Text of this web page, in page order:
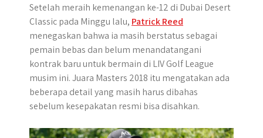
a
t
s
A
p
c
e
b
o
o
s
s
e
n
r
l
e
g
r
a
y
p
e
n
e
Setelah meraih kemenangan ke-12 di Dubai Desert
Classic pada Minggu lalu, Patrick Reed
menegaskan bahwa ia masih berstatus sebagai
pemain bebas dan belum menandatangani
kontrak baru untuk bermain di LIV Golf League
musim ini. Juara Masters 2018 itu mengatakan ada
beberapa detail yang masih harus dibahas
sebelum kesepakatan resmi bisa disahkan.